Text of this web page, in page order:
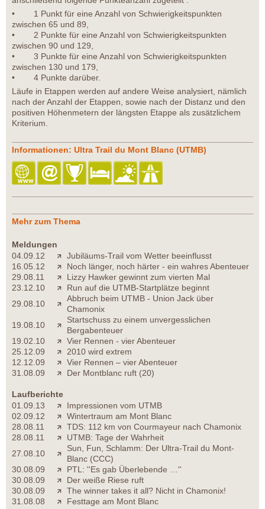
• 1 Punkt für eine Anzahl von Schwierigkeitspunkten
zwischen 65 und 89,
• 2 Punkte für eine Anzahl von Schwierigkeitspunkten
zwischen 90 und 129,
• 3 Punkte für eine Anzahl von Schwierigkeitspunkten
zwischen 130 und 179,
• 4 Punkte darüber.
Läufe in Etappen werden auf andere Weise analysiert, nämlich
nach der Anzahl der Etappen, sowie nach der Distanz und den
positiven Höhenmetern der längsten Etappe als zusätzlichem
Kriterium.
Informationen: Ultra Trail du Mont Blanc (UTMB)
Mehr zum Thema
Meldungen
04.09.12
Jubiläums-Trail vom Wetter beeinflusst
16.05.12
Noch länger, noch härter - ein wahres Abenteuer
29.08.11
Lizzy Hawker gewinnt zum vierten Mal
23.12.10
Run auf die UTMB-Startplätze beginnt
29.08.10
Abbruch beim UTMB - Union Jack über
Chamonix
19.08.10
Startschuss zu einem unvergesslichen
Bergabenteuer
19.02.10
Vier Rennen - vier Abenteuer
25.12.09
2010 wird extrem
12.12.09
Vier Rennen – vier Abenteuer
31.08.09
Der Montblanc ruft (20)
Laufberichte
01.09.13
Impressionen vom UTMB
02.09.12
Wintertraum am Mont Blanc
28.08.11
TDS: 112 km von Courmayeur nach Chamonix
28.08.11
UTMB: Tage der Wahrheit
27.08.10
Sun, Fun, Schlamm: Der Ultra-Trail du Mont-
Blanc (CCC)
30.08.09
PTL: ''Es gab Überlebende …''
30.08.09
Der weiße Riese ruft
30.08.09
The winner takes it all? Nicht in Chamonix!
31.08.08
Festtage am Mont Blanc